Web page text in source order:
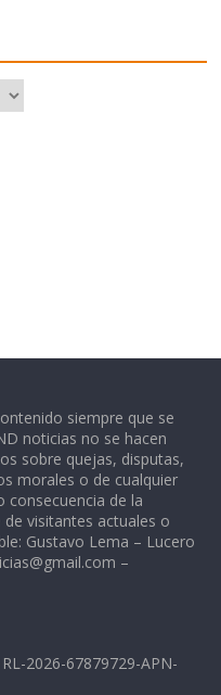
siempre que se
noticias no se hacen
sobre quejas, disputas,
morales o de cualquier
consecuencia de la
visitantes actuales o
Gustavo Lema – Lucero
–
2026-67879729-APN-